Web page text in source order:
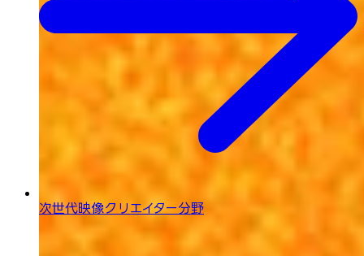
次世代映像クリエイター分野